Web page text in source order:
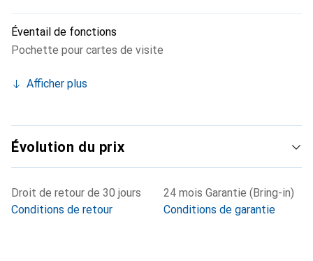
Éventail de fonctions
Pochette pour cartes de visite
Afficher plus
Évolution du prix
Droit de retour de 30 jours
Conditions de retour
24 mois Garantie (Bring-in)
Conditions de garantie